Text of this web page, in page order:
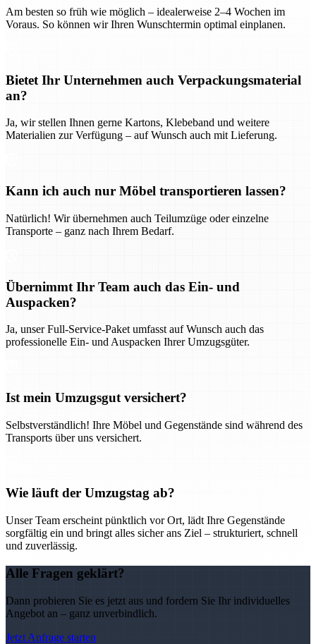
Am besten so früh wie möglich – idealerweise 2–4 Wochen im
Voraus. So können wir Ihren Wunschtermin optimal einplanen.
Bietet Ihr Unternehmen auch Verpackungsmaterial
an?
Ja, wir stellen Ihnen gerne Kartons, Klebeband und weitere
Materialien zur Verfügung – auf Wunsch auch mit Lieferung.
Kann ich auch nur Möbel transportieren lassen?
Natürlich! Wir übernehmen auch Teilumzüge oder einzelne
Transporte – ganz nach Ihrem Bedarf.
Übernimmt Ihr Team auch das Ein- und
Auspacken?
Ja, unser Full-Service-Paket umfasst auf Wunsch auch das
professionelle Ein- und Auspacken Ihrer Umzugsgüter.
Ist mein Umzugsgut versichert?
Selbstverständlich! Ihre Möbel und Gegenstände sind während des
Transports über uns versichert.
Wie läuft der Umzugstag ab?
Unser Team erscheint pünktlich vor Ort, lädt Ihre Gegenstände
sorgfältig ein und bringt alles sicher ans Ziel – strukturiert, schnell
und zuverlässig.
Alle Fragen geklärt?
Dann probieren Sie es jetzt aus und fordern Sie Ihr individuelles
Angebot an – ganz unverbindlich.
Jetzt Anfrage starten